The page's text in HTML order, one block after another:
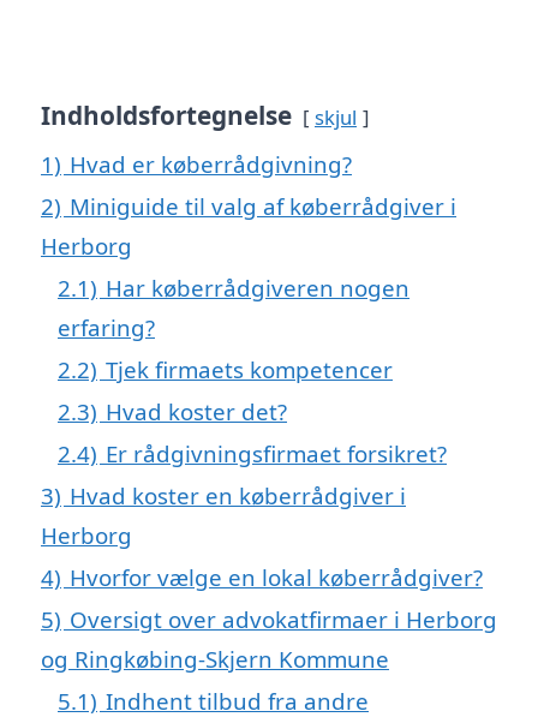
Indholdsfortegnelse skjul
1) Hvad er køberrådgivning?
2) Miniguide til valg af køberrådgiver i
Herborg
2.1) Har køberrådgiveren nogen
erfaring?
2.2) Tjek firmaets kompetencer
2.3) Hvad koster det?
2.4) Er rådgivningsfirmaet forsikret?
3) Hvad koster en køberrådgiver i
Herborg
4) Hvorfor vælge en lokal køberrådgiver?
5) Oversigt over advokatfirmaer i Herborg
og Ringkøbing-Skjern Kommune
5.1) Indhent tilbud fra andre